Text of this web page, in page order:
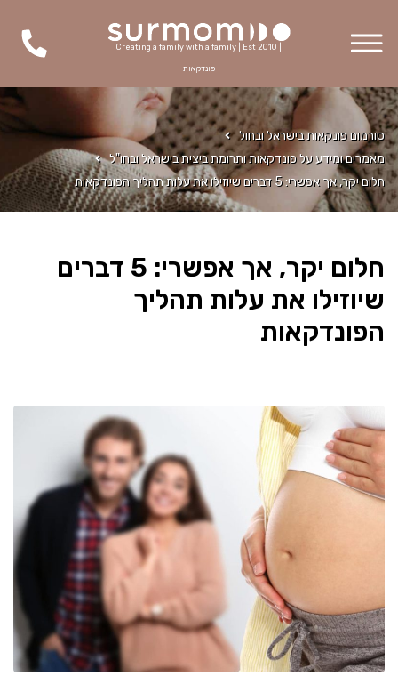
Creating a family with a family | Est 2010 |
פונדקאות
סורמום פונקאות בישראל ובחול
מאמרים ומידע על פונדקאות ותרומת ביצית בישראל ובחו"ל
חלום יקר, אך אפשרי: 5 דברים שיוזילו את עלות תהליך הפונדקאות
חלום יקר, אך אפשרי: 5 דברים
שיוזילו את עלות תהליך
הפונדקאות